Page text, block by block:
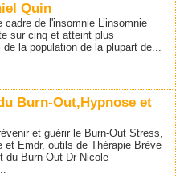
Quin
cadre de l'insomnie L’insomnie
sur cinq et atteint plus
la population de la plupart de...
Burn-Out,Hypnose et
et guérir le Burn-Out Stress,
et Emdr, outils de Thérapie Brève
du Burn-Out Dr Nicole